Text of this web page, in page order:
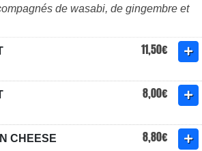
de wasabi, de gingembre et
11,50€
8,00€
CHEESE 8,80€